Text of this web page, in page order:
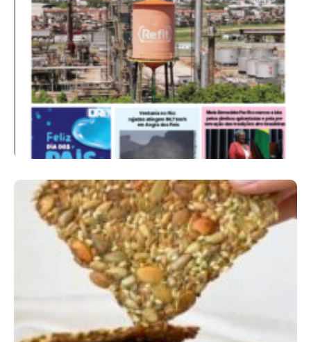
Ano X – Número 367 08 A 14 De Agosto De
2026
Comer Bem: Cracker De Sementes